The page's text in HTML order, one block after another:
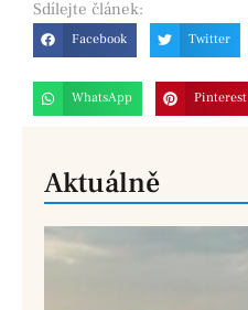
Sdílejte článek:
Facebook Twitter
WhatsApp Pinterest
Aktuálně